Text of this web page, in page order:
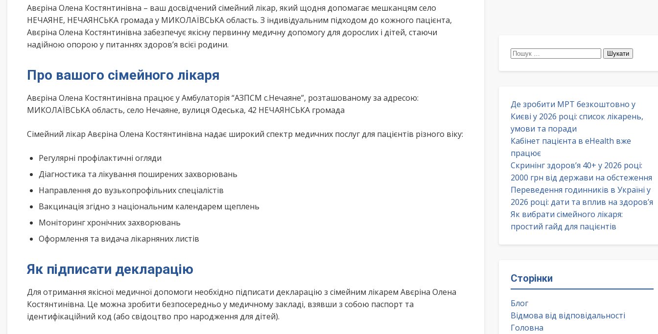
Авєріна Олена Костянтинівна – ваш досвідчений сімейний лікар, який щодня допомагає мешканцям село
НЕЧАЯНЕ, НЕЧАЯНСЬКА громада у МИКОЛАЇВСЬКА область. З індивідуальним підходом до кожного пацієнта,
Авєріна Олена Костянтинівна забезпечує якісну первинну медичну допомогу для дорослих і дітей, стаючи
надійною опорою у питаннях здоров’я всієї родини.
Про вашого сімейного лікаря
Авєріна Олена Костянтинівна працює у Амбулаторія “АЗПСМ с.Нечаяне”, розташованому за адресою:
МИКОЛАЇВСЬКА область, село Нечаяне, вулиця Одеська, 42 НЕЧАЯНСЬКА громада
Сімейний лікар Авєріна Олена Костянтинівна надає широкий спектр медичних послуг для пацієнтів різного віку:
Регулярні профілактичні огляди
Діагностика та лікування поширених захворювань
Направлення до вузькопрофільних спеціалістів
Вакцинація згідно з національним календарем щеплень
Моніторинг хронічних захворювань
Оформлення та видача лікарняних листів
Як підписати декларацію
Для отримання якісної медичної допомоги необхідно підписати декларацію з сімейним лікарем Авєріна Олена
Костянтинівна. Це можна зробити безпосередньо у медичному закладі, взявши з собою паспорт та
ідентифікаційний код (або свідоцтво про народження для дітей).
Пошук:
Де зробити МРТ безкоштовно у
Києві у 2026 році: список лікарень,
умови та поради
Кабінет пацієнта в eHealth вже
працює
Скринінг здоров’я 40+ у 2026 році:
2000 грн від держави на обстеження
Переведення годинників в Україні у
2026 році: дати та вплив на здоров’я
Як вибрати сімейного лікаря:
простий гайд для пацієнтів
Сторінки
Блог
Відмова від відповідальності
Головна